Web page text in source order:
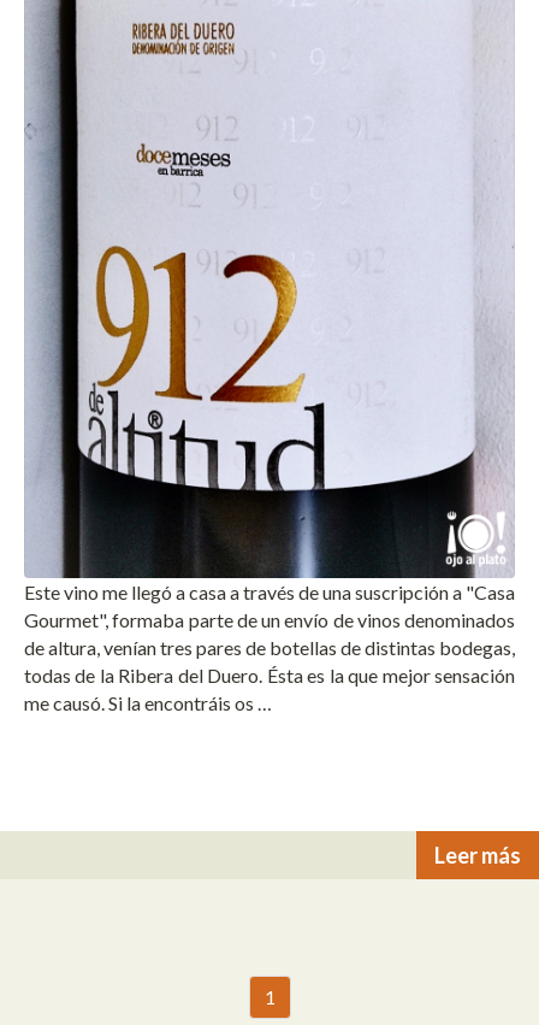
Este vino me llegó a casa a través de una suscripción a "Casa
Gourmet", formaba parte de un envío de vinos denominados
de altura, venían tres pares de botellas de distintas bodegas,
todas de la Ribera del Duero. Ésta es la que mejor sensación
me causó. Si la encontráis os …
Leer más
1